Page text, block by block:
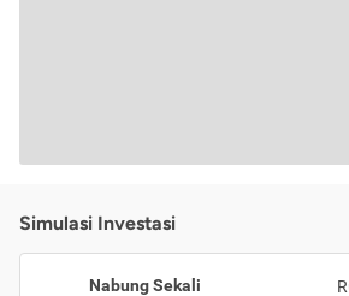
Simulasi Investasi
Nabung Sekali